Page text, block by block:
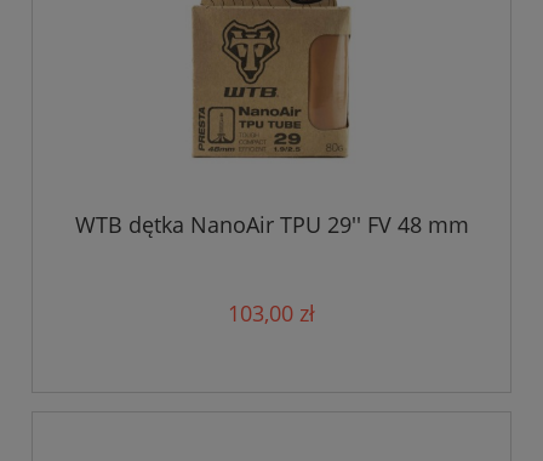
WTB dętka NanoAir TPU 29'' FV 48 mm
103,00 zł